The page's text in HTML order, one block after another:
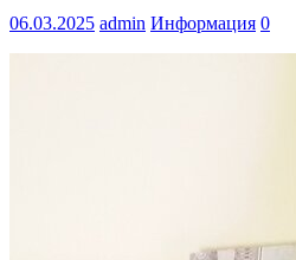
06.03.2025 admin Информация 0